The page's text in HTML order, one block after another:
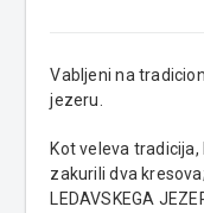
Vabljeni na
jezeru.
Kot veleva
zakurili dva kresova;
LEDAVSKEGA